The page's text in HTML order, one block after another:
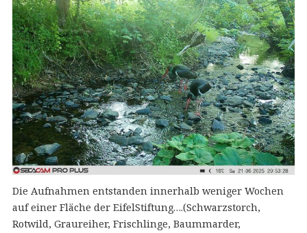
Die Aufnahmen entstanden innerhalb weniger Wochen
auf einer Fläche der EifelStiftung….(Schwarzstorch,
Rotwild, Graureiher, Frischlinge, Baummarder,